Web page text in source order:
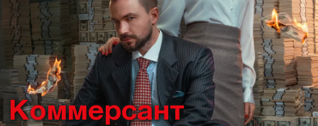
Коммерсант